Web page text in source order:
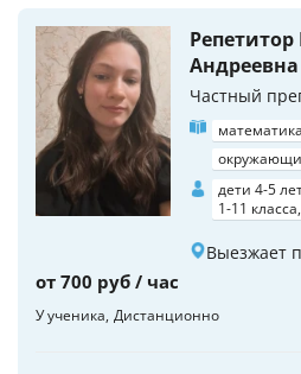
Андреевна
Частный
дети 4-5
1-11
Выезжает
от 700 руб / час
У ученика Дистанционно